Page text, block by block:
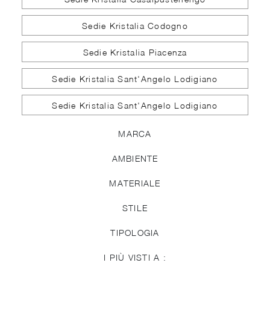
Sedie Kristalia Codogno
Sedie Kristalia Piacenza
Sedie Kristalia Sant'Angelo Lodigiano
Sedie Kristalia Sant'Angelo Lodigiano
MARCA
AMBIENTE
MATERIALE
STILE
TIPOLOGIA
I PIÙ VISTI A :